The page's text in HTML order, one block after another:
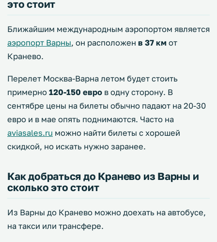
это стоит
Ближайшим международным аэропортом является
аэропорт Варны, он расположен в 37 км от
Кранево.
Перелет Москва-Варна летом будет стоить
примерно 120-150 евро в одну сторону. В
сентябре цены на билеты обычно падают на 20-30
евро и в мае опять поднимаются. Часто на
aviasales.ru можно найти билеты с хорошей
скидкой, но искать нужно заранее.
Как добраться до Кранево из Варны и
сколько это стоит
Из Варны до Кранево можно доехать на автобусе,
на такси или трансфере.